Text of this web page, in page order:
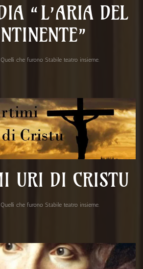
“L’ARIA DEL
Quelli che furono Stabile teatro insieme.
URI DI CRISTU
Quelli che furono Stabile teatro insieme.